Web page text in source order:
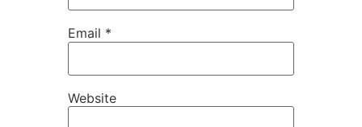
Email *
Website